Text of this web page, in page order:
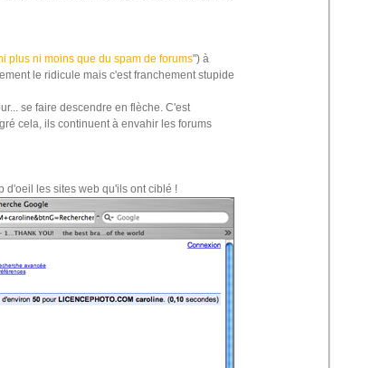
plus ni moins que du spam de forums") à
le ridicule mais c'est franchement stupide
se faire descendre en flèche. C'est
cela, ils continuent à envahir les forums
d'oeil les sites web qu'ils ont ciblé !